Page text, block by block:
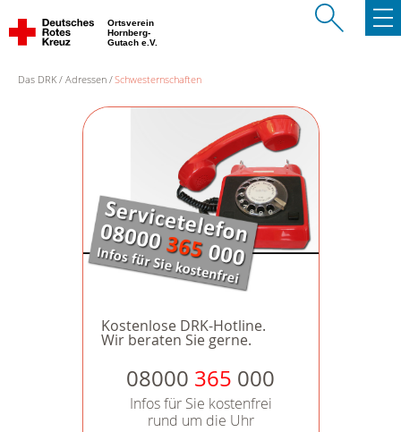
Ortsverein
Hornberg-
Gutach e.V.
Das DRK Adressen Schwesternschaften
Kostenlose DRK-Hotline.
Wir beraten Sie gerne.
08000 365 000
Infos für Sie kostenfrei
rund um die Uhr